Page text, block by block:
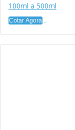
100ml a 500ml
Cotar Agora